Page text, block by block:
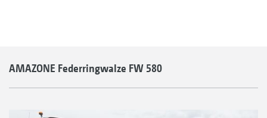
AMAZONE Federringwalze FW 580